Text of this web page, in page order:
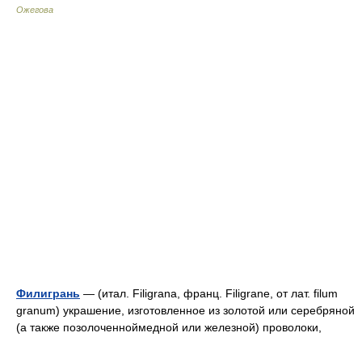
Ожегова
Филигрань — (итал. Filigrana, франц. Filigrane, от лат. filum
granum) украшение, изготовленное из золотой или серебряной
(а также позолоченноймедной или железной) проволоки,